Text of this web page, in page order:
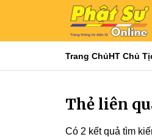
Trang ChủHT Chủ
Thẻ liên
Có 2 kết quả tìm